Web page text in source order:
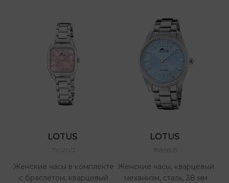
LOTUS
19020/2
Женские часы в комплекте
с браслетом, кварцевый
LOTUS
18898/B
Женские часы, кварцевый
механизм, сталь, 38 мм